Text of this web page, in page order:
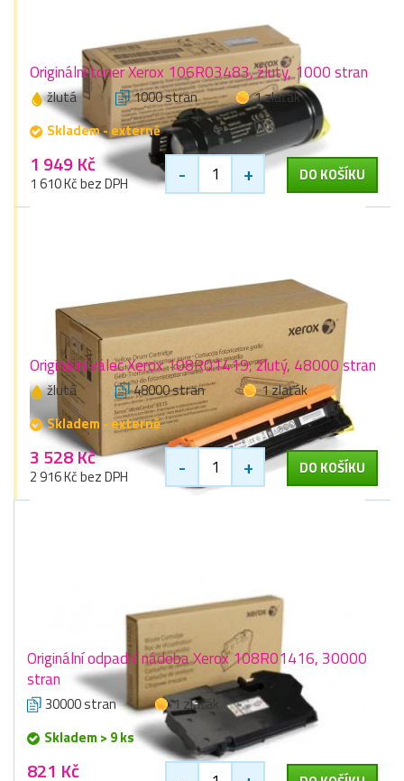
Originální toner Xerox 106R03483, žlutý, 1000 stran
žlutá 1000 stran
1 zlaťák
Skladem - externě
1 949 Kč
1 610 Kč bez DPH - + DO KOŠÍKU
Originální válec Xerox 108R01419, žlutý, 48000 stran
žlutá 48000 stran
1 zlaťák
Skladem - externě
3 528 Kč
2 916 Kč bez DPH - + DO KOŠÍKU
Originální odpadní nádoba Xerox 108R01416, 30000
stran
30000 stran
1 zlaťák
Skladem > 9 ks
821 Kč